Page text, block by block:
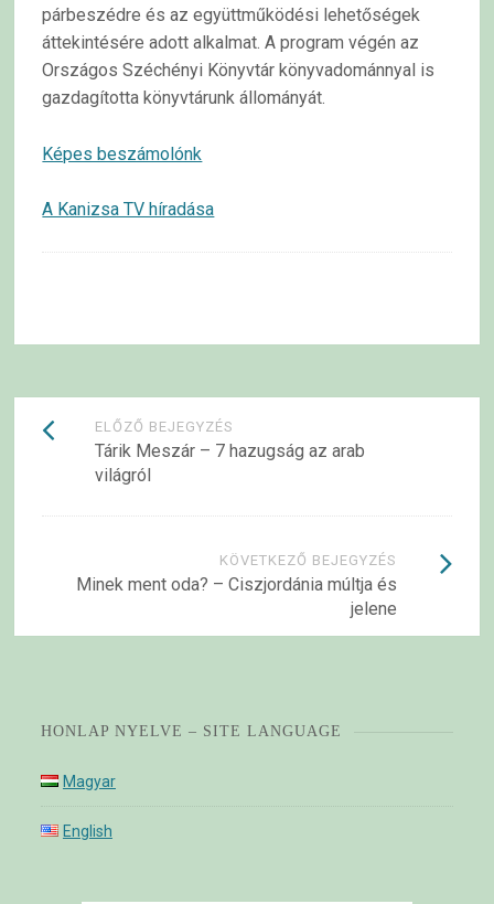
párbeszédre és az együttműködési lehetőségek
áttekintésére adott alkalmat. A program végén az
Országos Széchényi Könyvtár könyvadománnyal is
gazdagította könyvtárunk állományát.
Képes beszámolónk
A Kanizsa TV híradása
Bejegyzések
navigációja
ELŐZŐ BEJEGYZÉS
Tárik Meszár – 7 hazugság az arab
világról
KÖVETKEZŐ BEJEGYZÉS
Minek ment oda? – Ciszjordánia múltja és
jelene
HONLAP NYELVE – SITE LANGUAGE
Magyar
English